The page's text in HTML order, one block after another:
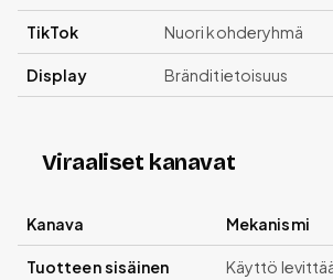
TikTok Nuori kohderyhmä
Display Bränditietoisuus
Viraaliset kanavat
Kanava Mekanismi
Tuotteen sisäinen Käyttö